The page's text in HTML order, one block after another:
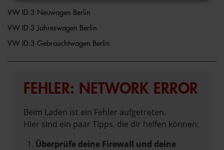
VW ID.3 Neuwagen Berlin
VW ID.3 Jahreswagen Berlin
VW ID.3 Gebrauchtwagen Berlin
FEHLER: NETWORK ERROR
Beim Laden ist ein Fehler aufgetreten.
Hier sind ein paar Tipps, die dir helfen können:
Überprüfe deine Firewall und deine